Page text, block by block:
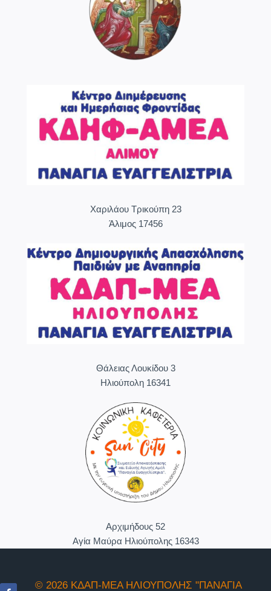
Χαριλάου Τρικούπη 23
Άλιμος 17456
Θάλειας Λουκίδου 3
Ηλιούπολη 16341
Aρχιμήδους 52
Αγία Μαύρα Ηλιούπολης 16343
© 2026 ΚΔΑΠ-ΜΕΑ ΗΛΙΟΥΠΟΛΗΣ "ΠΑΝΑΓΙΑ